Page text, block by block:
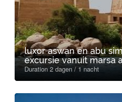
luxor aswan en abu
excursie vanuit marsa
Duration 2 dagen / 1 nacht